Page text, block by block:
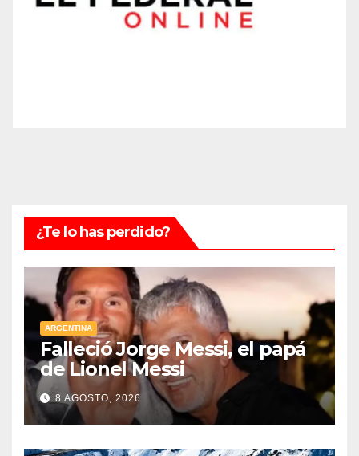
¿Te lo has perdido?
ARGENTINA
Falleció Jorge Messi, el papá
de Lionel Messi
8 AGOSTO, 2026